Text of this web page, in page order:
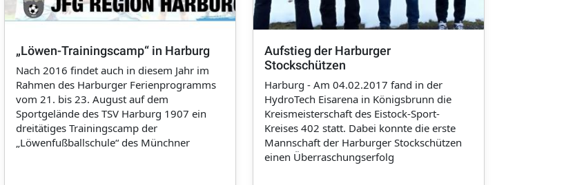
„Löwen-Trainingscamp“ in Harburg
Nach 2016 findet auch in diesem Jahr im
Rahmen des Harburger Ferienprogramms
vom 21. bis 23. August auf dem
Sportgelände des TSV Harburg 1907 ein
dreitätiges Trainingscamp der
„Löwenfußballschule“ des Münchner
Aufstieg der Harburger
Stockschützen
Harburg - Am 04.02.2017 fand in der
HydroTech Eisarena in Königsbrunn die
Kreismeisterschaft des Eistock-Sport-
Kreises 402 statt. Dabei konnte die erste
Mannschaft der Harburger Stockschützen
einen Überraschungserfolg